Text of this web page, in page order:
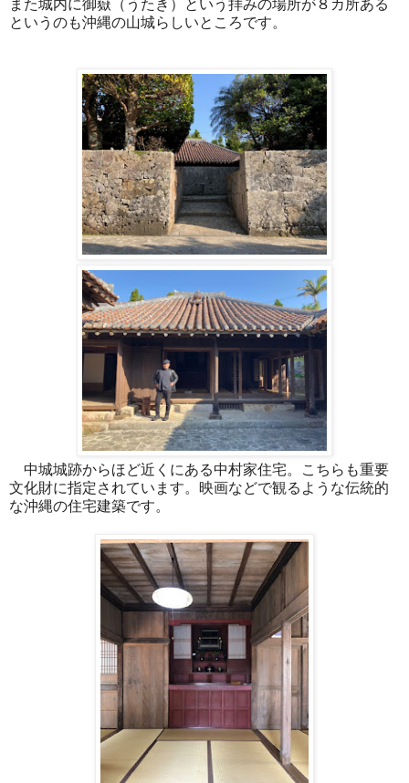
また城内に御嶽（うたき）という拝みの場所が８カ所ある
というのも沖縄の山城らしいところです。
中城城跡からほど近くにある中村家住宅。こちらも重要
文化財に指定されています。映画などで観るような伝統的
な沖縄の住宅建築です。